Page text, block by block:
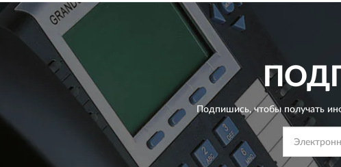
Подпишись, чтобы получать